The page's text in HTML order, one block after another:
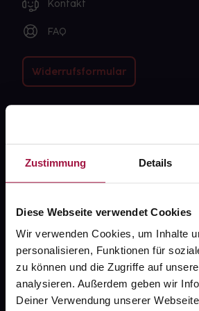
Zustimmung Details
Diese Webseite verwendet Cookies
Wir verwenden Cookies, um Inhalte
personalisieren, Funktionen für
zu können und die Zugriffe auf
analysieren. Außerdem geben wir
Deiner Verwendung unserer
Kontakt
FAQ
Widerrufsformular
Über uns
Newsletter
PAYBACK
gesund-versorger.de